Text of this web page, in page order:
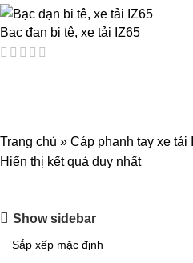
Bạc đạn bi tê, xe tải IZ65
Trang chủ » Cáp phanh tay xe tải
Hiển thị kết quả duy nhất
Show sidebar